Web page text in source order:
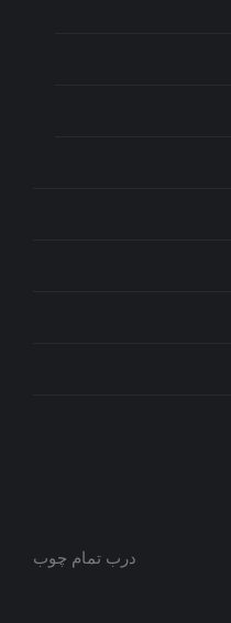
درب تمام چوب